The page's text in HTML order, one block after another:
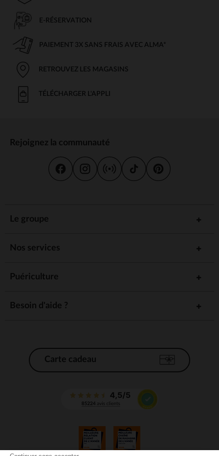
E-RÉSERVATION
PAIEMENT 3X SANS FRAIS AVEC ALMA*
RETROUVEZ LES MAGASINS
TÉLÉCHARGER L'APPLI
Rejoignez la communauté
Le groupe
Nos services
Puériculture
Besoin d'aide ?
Carte cadeau